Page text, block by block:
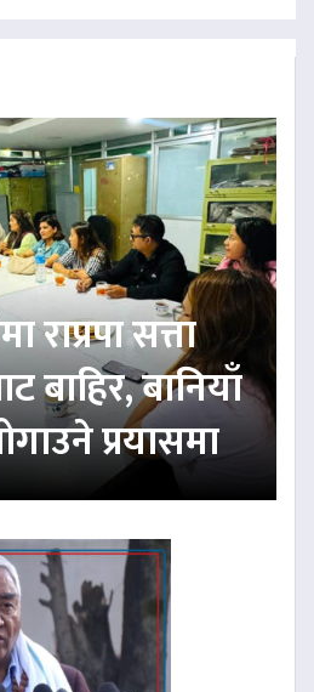
राप्रपा सत्ता
बाहिर, बानियाँ
प्रयासमा